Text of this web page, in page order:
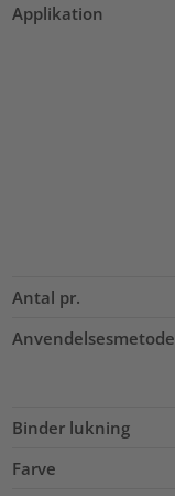
Applikation
Antal pr.
Anvendelsesmetode
Binder lukning
Farve